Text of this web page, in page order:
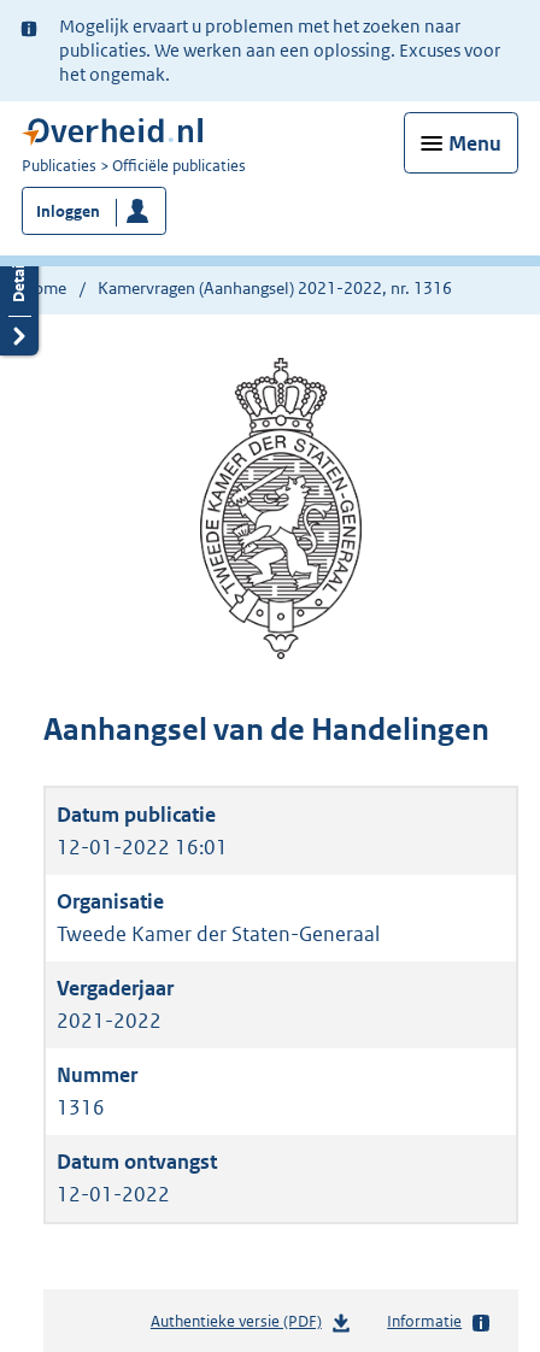
Ter
informatie:
Mogelijk ervaart u problemen met het zoeken naar
publicaties. We werken aan een oplossing. Excuses voor
het ongemak.
Menu
U
bent
nu
hier:
Publicaties Officiële publicaties
Inloggen
Home Kamervragen (Aanhangsel) 2021-2022, nr. 1316
Aanhangsel van de Handelingen
12-01-2022 16:01
Tweede Kamer der Staten-Generaal
2021-2022
1316
12-01-2022
Authentieke versie (PDF)b
Informatie